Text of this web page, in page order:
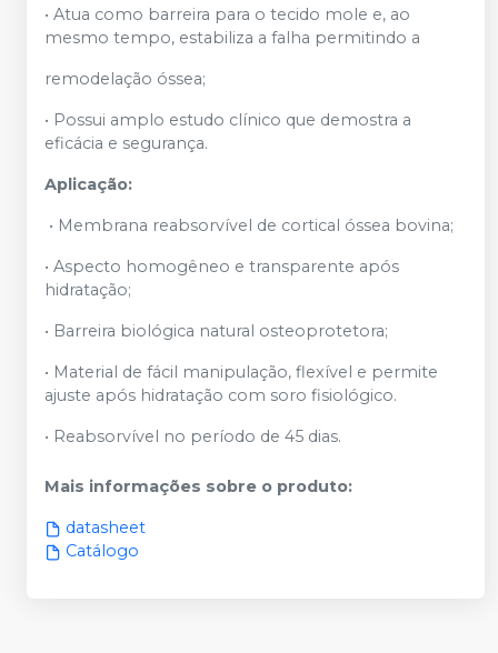
• Atua como barreira para o tecido mole e, ao
mesmo tempo, estabiliza a falha permitindo a
remodelação óssea;
• Possui amplo estudo clínico que demostra a
eficácia e segurança.
Aplicação:
• Membrana reabsorvível de cortical óssea bovina;
• Aspecto homogêneo e transparente após
hidratação;
• Barreira biológica natural osteoprotetora;
• Material de fácil manipulação, flexível e permite
ajuste após hidratação com soro fisiológico.
• Reabsorvível no período de 45 dias.
Mais informações sobre o produto:
datasheet
Catálogo